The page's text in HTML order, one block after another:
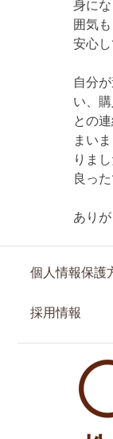
身に
囲気
安心
自分
い、
との
まい
りま
良った
あり
個人情報保護
採用情報